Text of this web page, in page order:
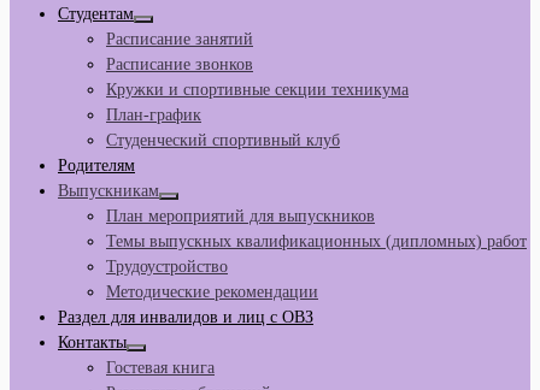
Студентам
Расписание занятий
Расписание звонков
Кружки и спортивные секции техникума
План-график
Студенческий спортивный клуб
Родителям
Выпускникам
План мероприятий для выпускников
Темы выпускных квалификационных (дипломных) работ
Трудоустройство
Методические рекомендации
Раздел для инвалидов и лиц с ОВЗ
Контакты
Гостевая книга